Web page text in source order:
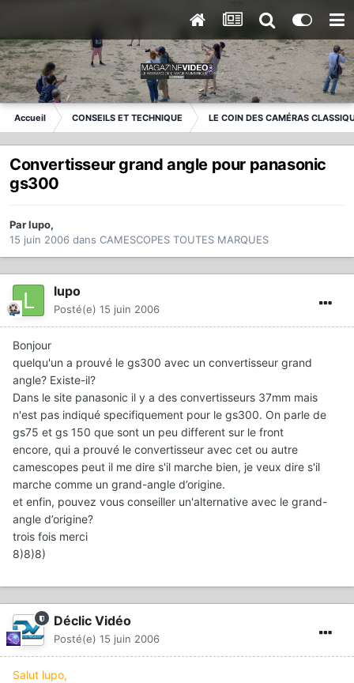
Accueil CONSEILS ET TECHNIQUE LE COIN DES CAMÉRAS
Convertisseur grand angle pour panasonic
gs300
Parlupo,
15 juin 2006 dans CAMESCOPES TOUTES MARQUES
lupo
Posté(e) 15 juin 2006
Bonjour
quelqu'un a prouvé le gs300 avec un convertisseur grand
angle? Existe-il?
Dans le site panasonic il y a des convertisseurs 37mm mais
n'est pas indiqué specifiquement pour le gs300. On parle de
gs75 et gs 150 que sont un peu different sur le front
encore, qui a prouvé le convertisseur avec cet ou autre
camescopes peut il me dire s'il marche bien, je veux dire s'il
marche comme un grand-angle d’origine.
et enfin, pouvez vous conseiller un'alternative avec le grand-
angle d’origine?
trois fois merci
8)8)8)
Déclic Vidéo
Posté(e) 15 juin 2006
Salut lupo,